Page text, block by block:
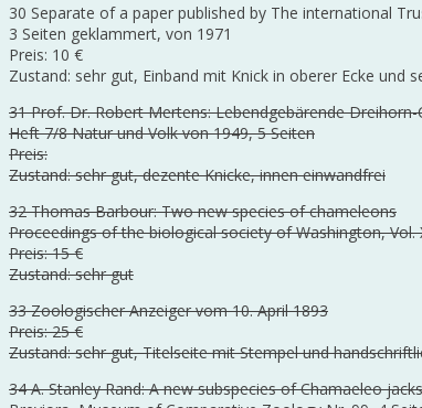
30 Separate of a paper published by The international
3 Seiten geklammert, von 1971
Preis: 10 €
Zustand: sehr gut, Einband mit Knick in oberer Ecke und
31 Prof. Dr. Robert Mertens: Lebendgebärende
Heft 7/8 Natur und Volk von 1949, 5 Seiten
Preis:
Zustand: sehr gut, dezente Knicke, innen einwandfrei
32 Thomas Barbour: Two new species of chameleons
Proceedings of the biological society of Washington, Vol.
Preis: 15 €
Zustand: sehr gut
33 Zoologischer Anzeiger vom 10. April 1893
Preis: 25 €
Zustand: sehr gut, Titelseite mit Stempel und
34 A. Stanley Rand: A new subspecies of Chamaeleo